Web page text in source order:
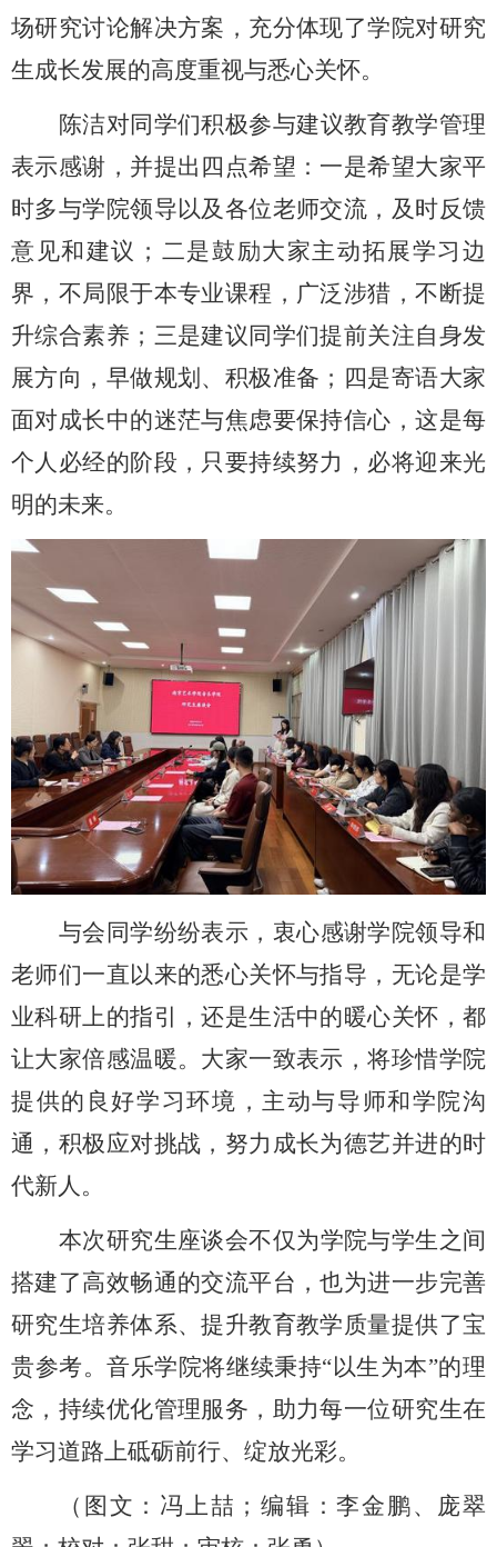
场研究讨论解决方案，充分体现了学院对研究
生成长发展的高度重视与悉心关怀。
陈洁对同学们积极参与建议教育教学管理
表示感谢，并提出四点希望：一是希望大家平
时多与学院领导以及 各位老师交流，及时反馈
意见和建议；二是鼓励大家主动拓展学习边
界，不局限于本专业课程，广泛涉猎，不断提
升综合素养；三是建议同学们提前关注自身发
展方向，早做规划、积极准备；四是寄语大家
面对成长中的迷茫与焦虑要保持信心，这是每
个人必经的阶段，只要持续努力，必将迎来光
明的未来。
与会同学纷纷表示，衷心感谢学院领导和
老师们一直以来的悉心关怀与指导，无论是学
业科研上的指引，还是生活中的暖心关怀，都
让大家倍感温暖。大家一致表示，将珍惜学院
提供的良好学习环境，主动与导师和学院沟
通，积极应对挑战，努力成长为德艺并进的时
代新人。
本次研究生座谈会不仅为学院与学生之间
搭建了高效畅通的交流平台，也为进一步完善
研究生培养体系、提升教育教学质量提供了宝
贵参考。音乐学院将继续秉持“以生为本”的理
念，持续优化管理服务，助力每一位研究生在
学习道路上砥砺前行、绽放光彩。
（ 图文 ：冯上喆； 编辑：李金鹏、 庞翠